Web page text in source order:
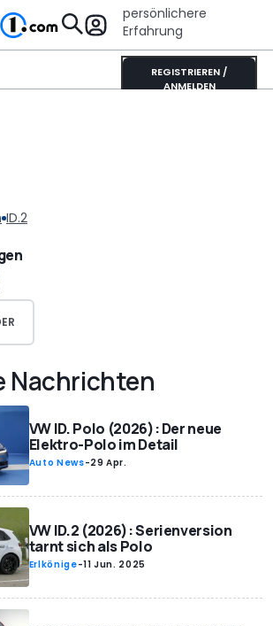
persönlichere
Erfahrung
REGISTRIEREN /
ANMELDEN
ID.2
Nachrichten
VW ID. Polo (2026): Der neue
Elektro-Polo im Detail
Auto News-29 Apr.
VW ID.2 (2026): Serienversion
tarnt sich als Polo
Erlkönige-11 Jun. 2025